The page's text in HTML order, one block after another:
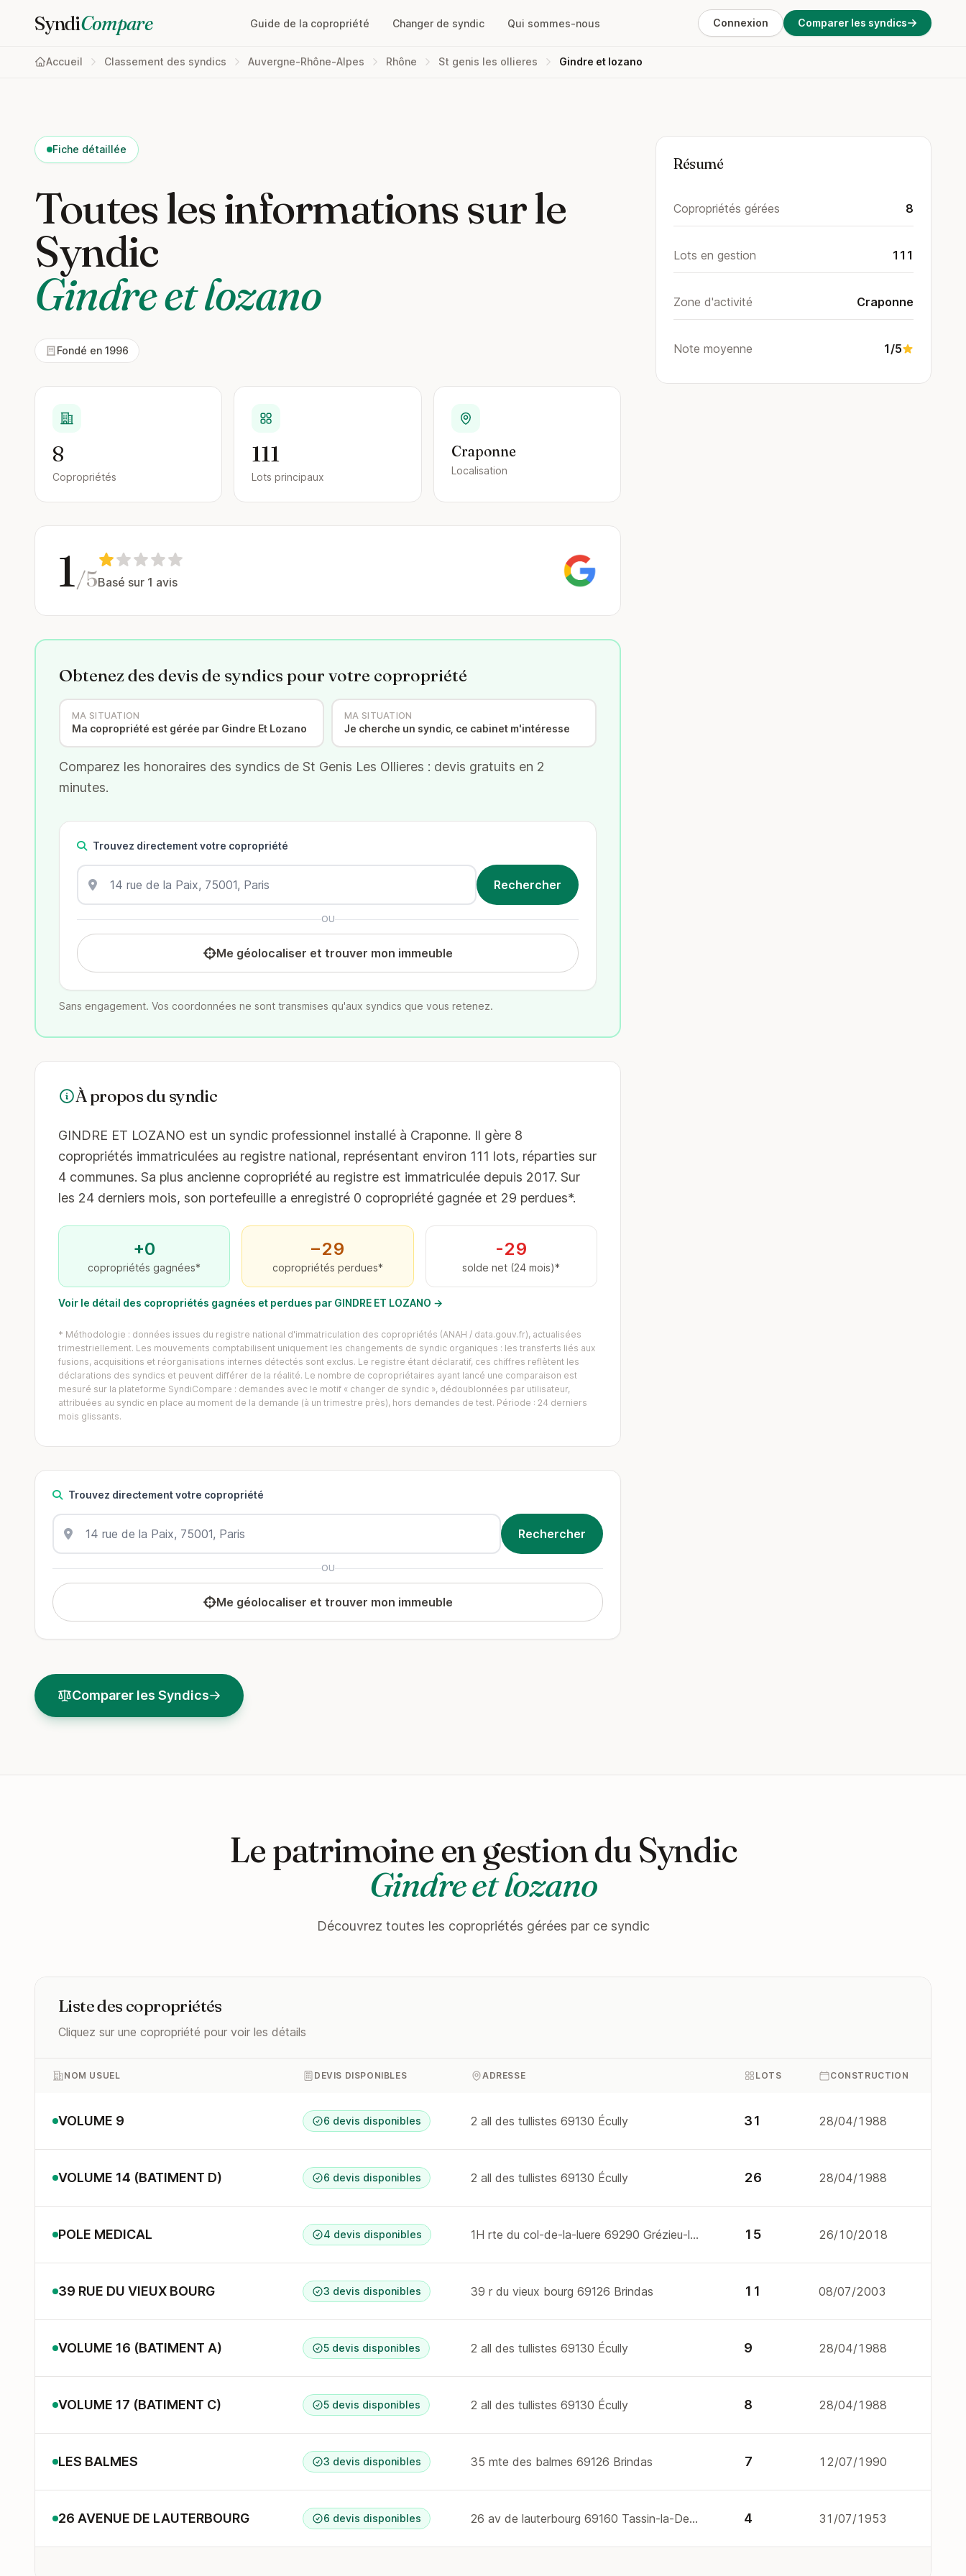
SyndiCompare Guide de la copropriété Changer de syndic Qui sommes-nous Connexion Comparer les syndics
Accueil Classement des syndics Auvergne-Rhône-Alpes Rhône St genis les ollieres Gindre et lozano
Fiche détaillée
Toutes les informations sur le
Syndic
Gindre et lozano
Fondé en 1996
8
Copropriétés
111
Lots principaux
Craponne
Localisation
1/5Basé sur 1 avis
Obtenez des devis de syndics pour votre copropriété
MA SITUATION
Ma copropriété est gérée par Gindre Et Lozano
MA SITUATION
Je cherche un syndic, ce cabinet m'intéresse
Comparez les honoraires des syndics de St Genis Les Ollieres : devis gratuits en 2
minutes.
Trouvez directement votre copropriété
OU
Me géolocaliser et trouver mon immeuble
Sans engagement. Vos coordonnées ne sont transmises qu'aux syndics que vous retenez.
À propos du syndic
GINDRE ET LOZANO est un syndic professionnel installé à Craponne. Il gère 8
copropriétés immatriculées au registre national, représentant environ 111 lots, réparties sur
4 communes. Sa plus ancienne copropriété au registre est immatriculée depuis 2017. Sur
les 24 derniers mois, son portefeuille a enregistré 0 copropriété gagnée et 29 perdues*.
+0
copropriétés gagnées*
−29
copropriétés perdues*
-29
solde net (24 mois)*
Voir le détail des copropriétés gagnées et perdues par GINDRE ET LOZANO →
* Méthodologie : données issues du registre national d'immatriculation des copropriétés (ANAH / data.gouv.fr), actualisées
trimestriellement. Les mouvements comptabilisent uniquement les changements de syndic organiques : les transferts liés aux
fusions, acquisitions et réorganisations internes détectés sont exclus. Le registre étant déclaratif, ces chiffres reflètent les
déclarations des syndics et peuvent différer de la réalité. Le nombre de copropriétaires ayant lancé une comparaison est
mesuré sur la plateforme SyndiCompare : demandes avec le motif « changer de syndic », dédoublonnées par utilisateur,
attribuées au syndic en place au moment de la demande (à un trimestre près), hors demandes de test. Période : 24 derniers
mois glissants.
Trouvez directement votre copropriété
OU
Me géolocaliser et trouver mon immeuble
Comparer les Syndics
Résumé
Copropriétés gérées 8
Lots en gestion 111
Zone d'activité Craponne
Note moyenne 1/5
Le patrimoine en gestion du Syndic
Gindre et lozano
Découvrez toutes les copropriétés gérées par ce syndic
Liste des copropriétés
Cliquez sur une copropriété pour voir les détails
NOM USUEL DEVIS DISPONIBLES ADRESSE LOTS CONSTRUCTION
VOLUME 9 6 devis disponibles 2 all des tullistes 69130 Écully 31 28/04/1988
VOLUME 14 (BATIMENT D) 6 devis disponibles 2 all des tullistes 69130 Écully 26 28/04/1988
POLE MEDICAL 4 devis disponibles 1H rte du col-de-la-luere 69290 Grézieu-la-Varenne 15 26/10/2018
39 RUE DU VIEUX BOURG 3 devis disponibles 39 r du vieux bourg 69126 Brindas 11 08/07/2003
VOLUME 16 (BATIMENT A) 5 devis disponibles 2 all des tullistes 69130 Écully 9 28/04/1988
VOLUME 17 (BATIMENT C) 5 devis disponibles 2 all des tullistes 69130 Écully 8 28/04/1988
LES BALMES 3 devis disponibles 35 mte des balmes 69126 Brindas 7 12/07/1990
26 AVENUE DE LAUTERBOURG 6 devis disponibles 26 av de lauterbourg 69160 Tassin-la-Demi-Lune 4 31/07/1953